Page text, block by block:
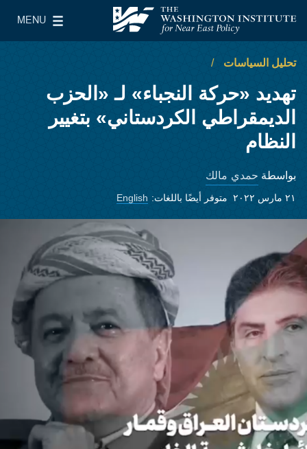
معهد واشنطن لسياسات الشرق الأدنى
MENU
Main Menu
تحليل السياسات
تهديد «حركة النجباء» لـ «الحزب
الديمقراطي الكردستاني» بتغيير
النظام
بواسطة حمدي مالك
٢١ مارس ٢٠٢٢ متوفر أيضًا باللغات: English